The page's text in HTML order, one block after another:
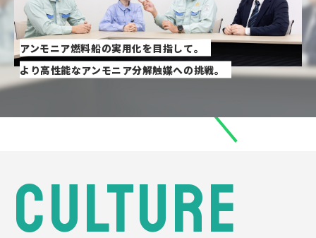
アンモニア燃料船の実用化を目指して。
より高性能なアンモニア分解触媒への挑戦。
CULTURE